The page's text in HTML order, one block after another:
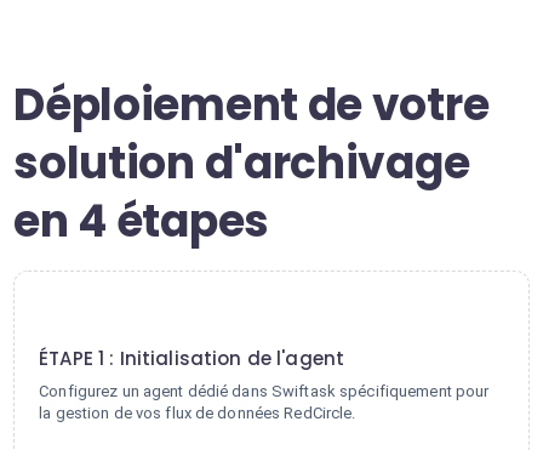
Déploiement de votre
solution d'archivage
en 4 étapes
ÉTAPE 1 : Initialisation de l'agent
Configurez un agent dédié dans Swiftask spécifiquement pour
la gestion de vos flux de données RedCircle.